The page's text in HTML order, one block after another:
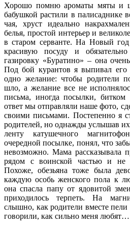
Хорошо помню ароматы мяты и
бабушкой растили в палисаднике
чая, хруст идеально
белья, простой интерьер и
в старом серванте. На Новый
красивую посуду и
газировку «Буратино» – она
Под бой курантов я выпивал
одно желание: чтобы родители
шло, а желание все не
письма, иногда посылки, битком
ответ мы отправляли наше фото,
своими письмами. Постепенно я
родителей, но однажды услышав
ленту катушечного
очередной посылке, понял, что
невозможно. Мама рассказывала
рядом с воинской частью и не
Похоже, обезьяна тоже была
каждую особь женского пола к
она спасла папу от ядовитой
приходилось терпеть. На
слышно, как родители вместе пели
говорили, как сильно меня любят…